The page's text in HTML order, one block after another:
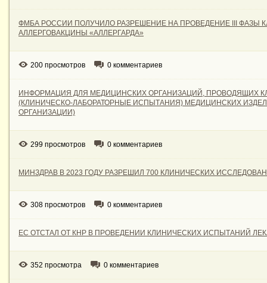
ФМБА РОССИИ ПОЛУЧИЛО РАЗРЕШЕНИЕ НА ПРОВЕДЕНИЕ III ФАЗЫ
АЛЛЕРГОВАКЦИНЫ «АЛЛЕРГАРДА»
200 просмотров 0 комментариев
ИНФОРМАЦИЯ ДЛЯ МЕДИЦИНСКИХ ОРГАНИЗАЦИЙ, ПРОВОДЯЩИХ
(КЛИНИЧЕСКО-ЛАБОРАТОРНЫЕ ИСПЫТАНИЯ) МЕДИЦИНСКИХ
ОРГАНИЗАЦИИ)
299 просмотров 0 комментариев
МИНЗДРАВ В 2023 ГОДУ РАЗРЕШИЛ 700 КЛИНИЧЕСКИХ
308 просмотров 0 комментариев
ЕС ОТСТАЛ ОТ КНР В ПРОВЕДЕНИИ КЛИНИЧЕСКИХ ИСПЫТАНИЙ
352 просмотра 0 комментариев